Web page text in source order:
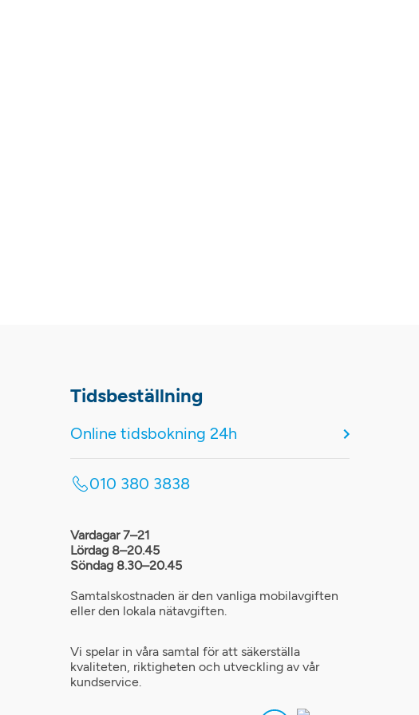
Tidsbeställning
Online tidsbokning 24h
010 380 3838
Vardagar 7–21
Lördag 8–20.45
Söndag 8.30–20.45
Samtalskostnaden är den vanliga mobilavgiften
eller den lokala nätavgiften.
Vi spelar in våra samtal för att säkerställa
kvaliteten, riktigheten och utveckling av vår
kundservice.